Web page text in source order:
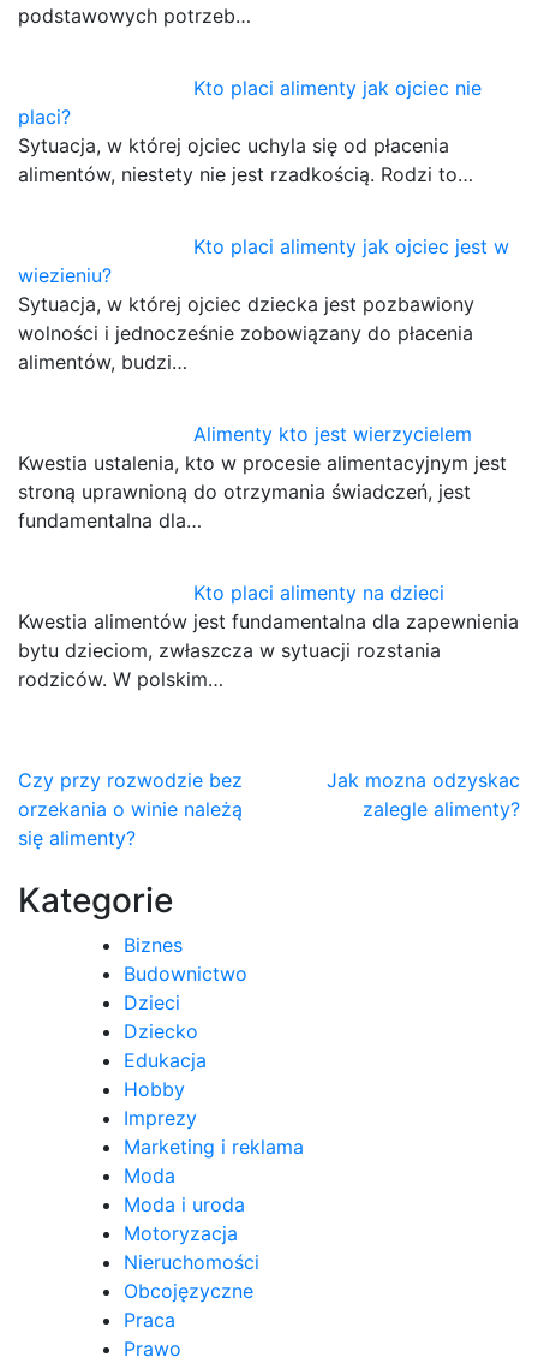
podstawowych potrzeb…
Kto placi alimenty jak ojciec nie
placi?
Sytuacja, w której ojciec uchyla się od płacenia
alimentów, niestety nie jest rzadkością. Rodzi to…
Kto placi alimenty jak ojciec jest w
wiezieniu?
Sytuacja, w której ojciec dziecka jest pozbawiony
wolności i jednocześnie zobowiązany do płacenia
alimentów, budzi…
Alimenty kto jest wierzycielem
Kwestia ustalenia, kto w procesie alimentacyjnym jest
stroną uprawnioną do otrzymania świadczeń, jest
fundamentalna dla…
Kto placi alimenty na dzieci
Kwestia alimentów jest fundamentalna dla zapewnienia
bytu dzieciom, zwłaszcza w sytuacji rozstania
rodziców. W polskim…
Nawigacja
wpisu
Czy przy rozwodzie bez
orzekania o winie należą
się alimenty?
Jak mozna odzyskac
zalegle alimenty?
Kategorie
Biznes
Budownictwo
Dzieci
Dziecko
Edukacja
Hobby
Imprezy
Marketing i reklama
Moda
Moda i uroda
Motoryzacja
Nieruchomości
Obcojęzyczne
Praca
Prawo